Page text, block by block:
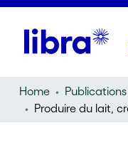
Home Publications